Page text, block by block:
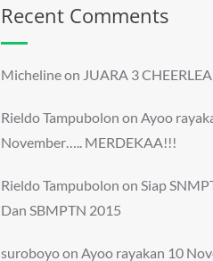
Recent Comments
Michelineon JUARA 3
Rieldo Tampubolon on Ayoo
November….. MERDEKAA!!!
Rieldo Tampubolon on Siap
Dan SBMPTN 2015
suroboyoon Ayoo rayakan 10